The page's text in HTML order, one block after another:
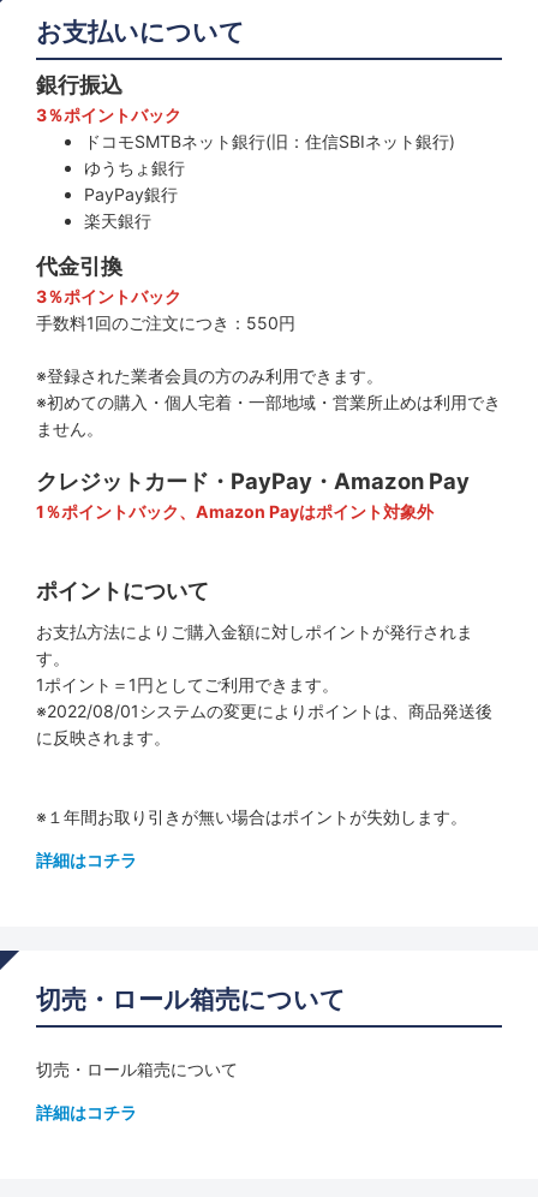
お支払いについて
銀行振込
3％ポイントバック
ドコモSMTBネット銀行(旧：住信SBIネット銀行)
ゆうちょ銀行
PayPay銀行
楽天銀行
代金引換
3％ポイントバック
手数料1回のご注文につき：550円
※登録された業者会員の方のみ利用できます。
※初めての購入・個人宅着・一部地域・営業所止めは利用でき
ません。
クレジットカード・PayPay・Amazon Pay
1％ポイントバック、Amazon Payはポイント対象外
ポイントについて
お支払方法によりご購入金額に対しポイントが発行されま
す。
1ポイント＝1円としてご利用できます。
※2022/08/01システムの変更によりポイントは、商品発送後
に反映されます。
※１年間お取り引きが無い場合はポイントが失効します。
詳細はコチラ
切売・ロール箱売について
切売・ロール箱売について
詳細はコチラ